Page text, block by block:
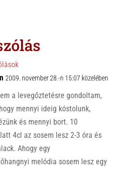
2009. november 28.-n 15:07 közelében
a levegőztetésre gondoltam,
mennyi ideig kóstolunk,
és mennyi bort. 10
4cl az sosem lesz 2-3 óra és
Ahogy egy
melódia sosem lesz egy